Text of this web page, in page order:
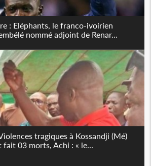
: Eléphants, le franco-ivoirien
nommé adjoint de Renar...
tragiques à Kossandji (Mé)
fait 03 morts, Achi : « le...